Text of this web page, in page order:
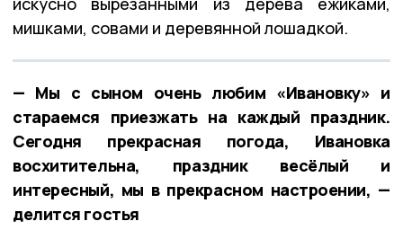
мишками, совами и деревянной лошадкой.
— Мы с сыном очень любим «Ивановку» и
стараемся приезжать на каждый праздник.
Сегодня прекрасная погода, Ивановка
восхитительна, праздник весёлый и
интересный, мы в прекрасном настроении, —
делится гостья